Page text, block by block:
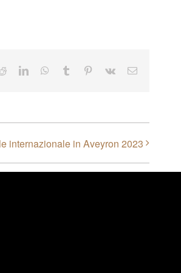
RedditLinkedInWhatsApp
Tumblr Pinterest
Vk Email
internazionale in Aveyron 2023